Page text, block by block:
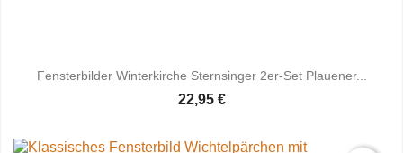
Fensterbilder Winterkirche Sternsinger 2er-Set Plauener...
22,95 €